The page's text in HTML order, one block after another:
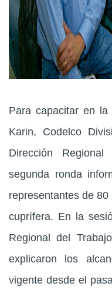
Para capacitar en
Karin, Codelco
Dirección
segunda ronda
representantes de
cuprífera. En la
Regional del
explicaron los
vigente desde el